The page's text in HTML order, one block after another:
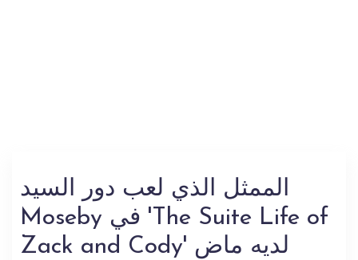
الممثل الذي لعب دور السيد
Moseby في 'The Suite Life of
Zack and Cody' لديه ماض